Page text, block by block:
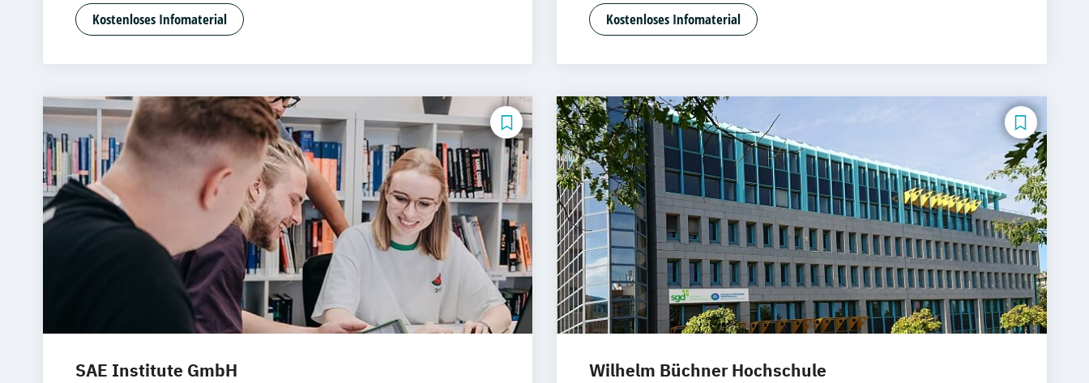
Medienpsychologie Musikproduktion
Social Media Studies
Kostenloses Infomaterial
Eventmanagement Filmmaking (DE/EN)
Game Design & Development
Medien- und Kommunikationsmanagement (DE/EN)
Medien- und Werbepsychologie
Sportjournalismus
Kostenloses Infomaterial
SAE Institute GmbH Wilhelm Büchner Hochschule